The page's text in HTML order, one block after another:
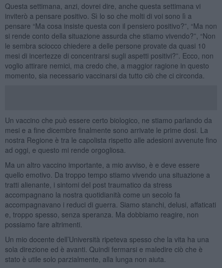
Questa settimana, anzi, dovrei dire, anche questa settimana vi
inviterò a pensare positivo. Sì lo so che molti di voi sono lì a
pensare “Ma cosa insiste questa con il pensiero positivo?”, “Ma non
si rende conto della situazione assurda che stiamo vivendo?”, “Non
le sembra sciocco chiedere a delle persone provate da quasi 10
mesi di incertezze di concentrarsi sugli aspetti positivi?”. Ecco, non
voglio attirare nemici, ma credo che, a maggior ragione in questo
momento, sia necessario vaccinarsi da tutto ciò che ci circonda.
Un vaccino che può essere certo biologico, ne stiamo parlando da
mesi e a fine dicembre finalmente sono arrivate le prime dosi. La
nostra Regione è tra le capolista rispetto alle adesioni avvenute fino
ad oggi, e questo mi rende orgogliosa.
Ma un altro vaccino importante, a mio avviso, è e deve essere
quello emotivo. Da troppo tempo stiamo vivendo una situazione a
tratti alienante, i sintomi del post traumatico da stress
accompagnano la nostra quotidianità come un secolo fa
accompagnavano i reduci di guerra. Siamo stanchi, delusi, affaticati
e, troppo spesso, senza speranza. Ma dobbiamo reagire, non
possiamo fare altrimenti.
Un mio docente dell’Università ripeteva spesso che la vita ha una
sola direzione ed è avanti. Quindi fermarsi e maledire ciò che è
stato è utile solo parzialmente, alla lunga non aiuta.